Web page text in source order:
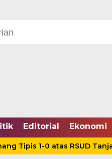
Editorial Ekonomi
1-0 atas RSUD Tanjabbar,